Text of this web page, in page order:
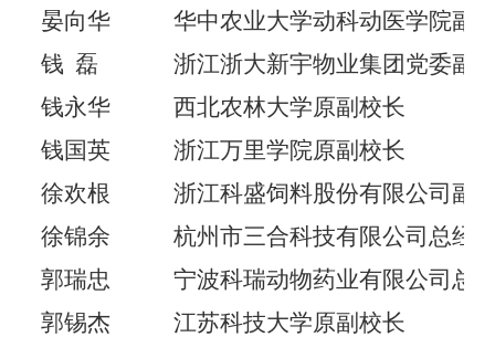
晏向华
华中农业大学动科动医学院副
钱 磊
浙江浙大新宇物业集团党委副
钱永华
西北农林大学原副校长
钱国英
浙江万里学院原副校长
徐欢根
浙江科盛饲料股份有限公司副
徐锦余
杭州市三合科技有限公司总经
郭瑞忠
宁波科瑞动物药业有限公司总
郭锡杰
江苏科技大学原副校长